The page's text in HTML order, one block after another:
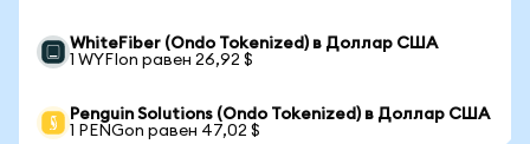
WhiteFiber (Ondo Tokenized) в Доллар США
1 WYFIon равен 26,92 $
Penguin Solutions (Ondo Tokenized) в Доллар США
1 PENGon равен 47,02 $